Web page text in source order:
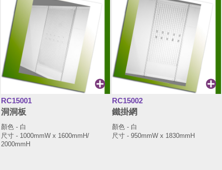
RC15001
洞洞板
顏色 - 白
尺寸 - 1000mmW x 1600mmH/
2000mmH
RC15002
鐵掛網
顏色 - 白
尺寸 - 950mmW x 1830mmH